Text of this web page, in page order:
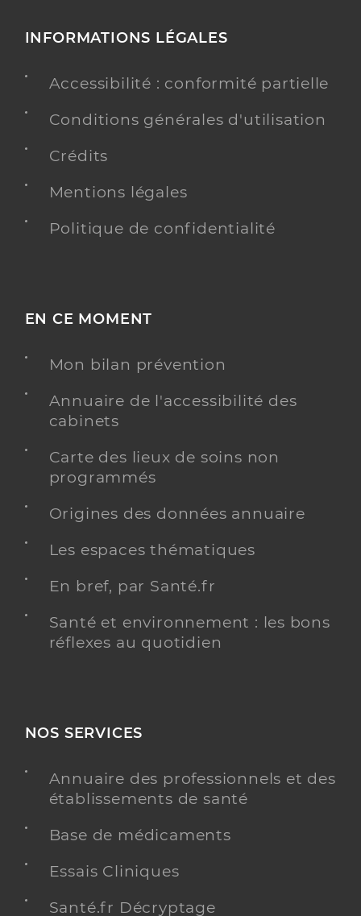
INFORMATIONS LÉGALES
Accessibilité : conformité partielle
Conditions générales d'utilisation
Crédits
Mentions légales
Politique de confidentialité
EN CE MOMENT
Mon bilan prévention
Annuaire de l'accessibilité des
cabinets
Carte des lieux de soins non
programmés
Origines des données annuaire
Les espaces thématiques
En bref, par Santé.fr
Santé et environnement : les bons
réflexes au quotidien
NOS SERVICES
Annuaire des professionnels et des
établissements de santé
Base de médicaments
Essais Cliniques
Santé.fr Décryptage